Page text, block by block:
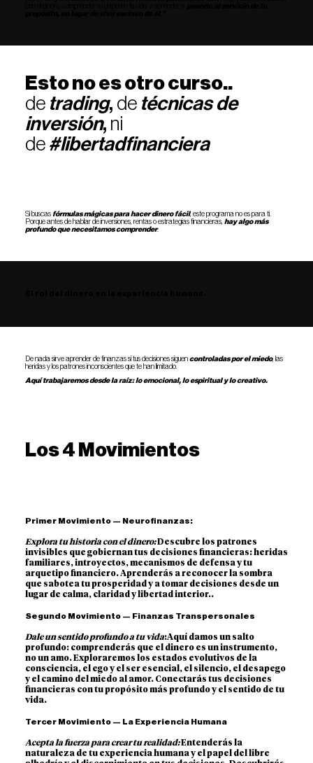
Esto no es otro curso..
de trading, de técnicas de
inversión, ni
de#libertadfinanciera
Si buscasfórmulas mágicas para hacer dinero fácil, este programa no es para ti.
Porque antes de hablar de inversiones, rentas o estrategias financieras, hay algo más
profundo que necesitamos comprender:
De nada sirve aprender de finanzas si tus decisiones siguencontroladas por el miedo, las
heridas y los patrones inconscientes que te han limitado.
Aquí trabajaremos desde la raíz:lo emocional, lo espiritual y lo creativo.
Los 4 Movimientos
Primer Movimiento — Neurofinanzas:
Explora tu historia con el dinero:Descubre los patrones
invisibles que gobiernan tus decisiones financieras: heridas
familiares, introyectos, mecanismos de defensa y tu
arquetipo financiero. Aprenderás a reconocer la sombra
que sabotea tu prosperidad y a tomar decisiones desde un
lugar de calma, claridad y libertad interior..
Segundo Movimiento — Finanzas Transpersonales
Dale un sentido profundo a tu vida:Aquí damos un salto
profundo: comprenderás que el dinero es un instrumento,
no un amo. Exploraremos los estados evolutivos de la
consciencia, el ego y el ser esencial, el silencio, el desapego
y el camino del miedo al amor. Conectarás tus decisiones
financieras con tu propósito más profundo y el sentido de tu
vida.
Tercer Movimiento — La Experiencia Humana
Acepta la fuerza para crear tu realidad:Entenderás la
naturaleza de tu experiencia humana y el papel del libre